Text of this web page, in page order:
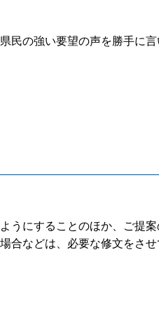
の強い要望の声を勝手に言
うにすることのほか、ご提
合などは、必要な修文をさ